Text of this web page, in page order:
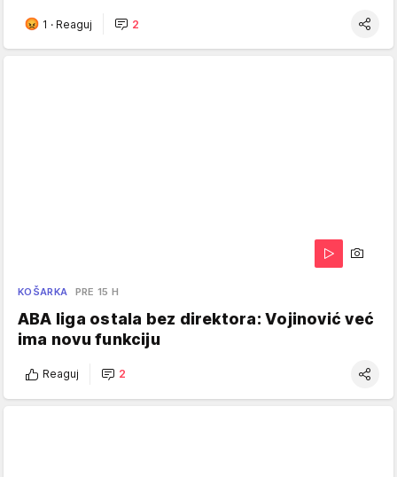
1 · Reaguj 2
KOŠARKA PRE 15 H
ABA liga ostala bez direktora: Vojinović već
ima novu funkciju
Reaguj 2